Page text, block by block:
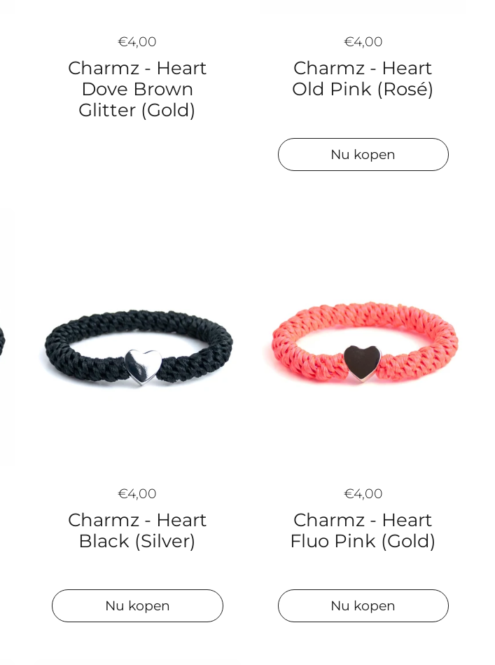
€4,00
Charmz - Heart
Dove Brown
Glitter (Gold)
€4,00
Charmz - Heart
Old Pink (Rosé)
Nu kopen
€4,00
Charmz - Heart
Black (Silver)
Nu kopen
€4,00
Charmz - Heart
Fluo Pink (Gold)
Nu kopen